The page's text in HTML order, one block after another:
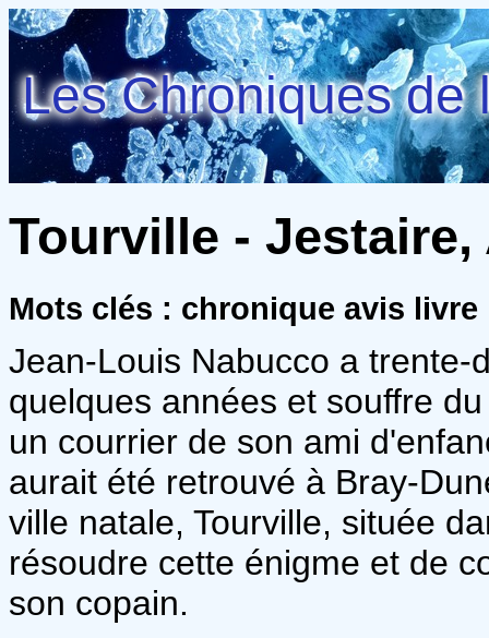
Les Chroniques de
Tourville - Jestaire,
Mots clés : chronique avis livre
Jean-Louis Nabucco a trente-
quelques années et souffre
un courrier de son ami
aurait été retrouvé à Bray-
ville natale, Tourville, située
résoudre cette énigme et de
son copain.